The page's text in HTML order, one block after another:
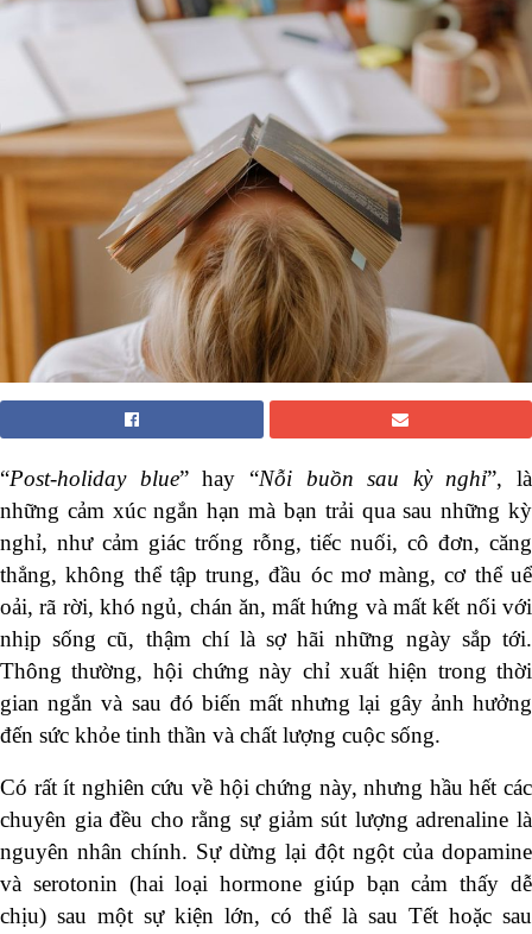
“Post-holiday blue” hay “Nỗi buồn sau kỳ nghỉ”, là
những cảm xúc ngắn hạn mà bạn trải qua sau những kỳ
nghỉ, như cảm giác trống rỗng, tiếc nuối, cô đơn, căng
thẳng, không thể tập trung, đầu óc mơ màng, cơ thể uể
oải, rã rời, khó ngủ, chán ăn, mất hứng và mất kết nối với
nhịp sống cũ, thậm chí là sợ hãi những ngày sắp tới.
Thông thường, hội chứng này chỉ xuất hiện trong thời
gian ngắn và sau đó biến mất nhưng lại gây ảnh hưởng
đến sức khỏe tinh thần và chất lượng cuộc sống.
Có rất ít nghiên cứu về hội chứng này, nhưng hầu hết các
chuyên gia đều cho rằng sự giảm sút lượng adrenaline là
nguyên nhân chính. Sự dừng lại đột ngột của dopamine
và serotonin (hai loại hormone giúp bạn cảm thấy dễ
chịu) sau một sự kiện lớn, có thể là sau Tết hoặc sau